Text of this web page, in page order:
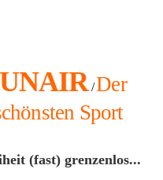
/Der
Sport
(fast) grenzenlos...